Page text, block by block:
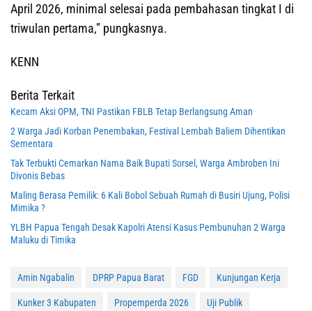
April 2026, minimal selesai pada pembahasan tingkat I di
triwulan pertama,” pungkasnya.
KENN
Berita Terkait
Kecam Aksi OPM, TNI Pastikan FBLB Tetap Berlangsung Aman
2 Warga Jadi Korban Penembakan, Festival Lembah Baliem Dihentikan
Sementara
Tak Terbukti Cemarkan Nama Baik Bupati Sorsel, Warga Ambroben Ini
Divonis Bebas
Maling Berasa Pemilik: 6 Kali Bobol Sebuah Rumah di Busiri Ujung, Polisi
Mimika ?
YLBH Papua Tengah Desak Kapolri Atensi Kasus Pembunuhan 2 Warga
Maluku di Timika
Amin Ngabalin DPRP Papua Barat FGD Kunjungan Kerja
Kunker 3 Kabupaten Propemperda 2026 Uji Publik